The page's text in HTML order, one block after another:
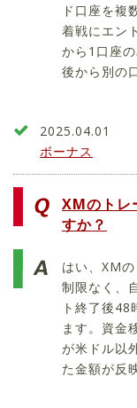
ド口座を複
着戦にエン
から1口座
後から別の
2025.04.01
ボーナス
XMのトレ
すか？
はい、XM
制限なく、
ト終了後
ます。資金
が米ドル以
た金額が反